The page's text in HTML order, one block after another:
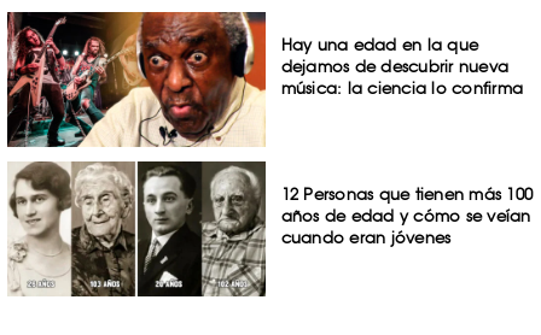
Hay una edad en la que
dejamos de descubrir nueva
música: la ciencia lo confirma
12 Personas que tienen más 100
años de edad y cómo se veían
cuando eran jóvenes